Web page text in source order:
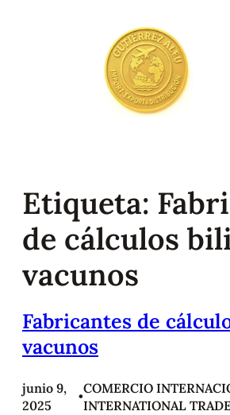
Etiqueta:
de cálculos
vacunos
Fabricantes de
vacunos
junio 9,
2025
•
COMERCIO
INTERNATIONAL